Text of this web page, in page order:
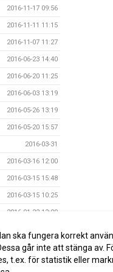
2016-11-17 09:56
2016-11-11 11:15
2016-11-07 11:27
2016-06-23 14:40
2016-06-20 11:25
2016-06-03 13:19
2016-05-26 13:19
2016-05-20 15:57
2016-03-31
2016-03-16 12:00
2016-03-15 15:48
2016-03-15 10:25
2016-01-22 12:00
2015-10-29 08:40
ska fungera korrekt
går inte att stänga av.
t.ex. för statistik eller